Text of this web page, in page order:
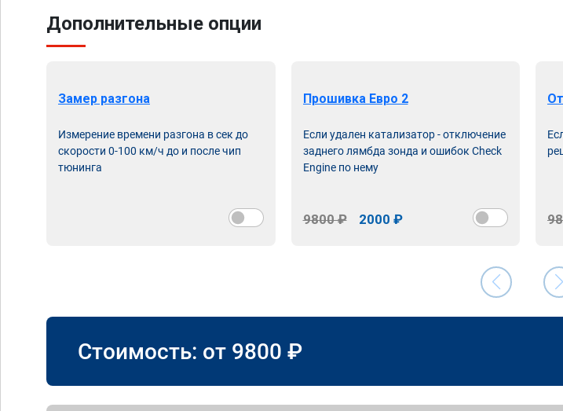
Дополнительные опции
Замер разгона
Измерение времени разгона в сек до
скорости 0-100 км/ч до и после чип
тюнинга
Прошивка Евро 2
Если удален катализатор - отключение
заднего лямбда зонда и ошибок Check
Engine по нему
9800 ₽ 2000 ₽
Стоимость: от 9800 ₽